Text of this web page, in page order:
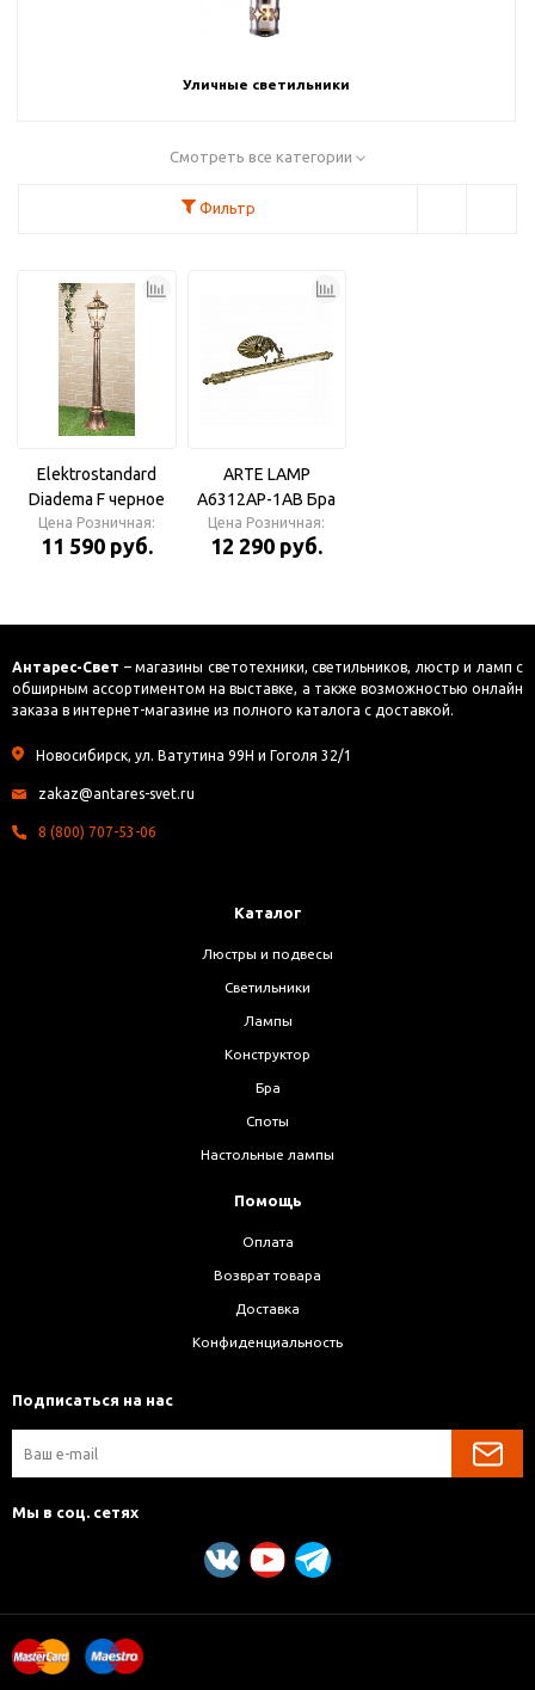
Уличные светильники
Смотреть все категории
Фильтр
Elektrostandard
Diadema F черное
золото Светильник
уличный
Цена Розничная:
11 590 руб.
ARTE LAMP
A6312AP-1AB Бра
Цена Розничная:
12 290 руб.
Антарес-Свет – магазины светотехники, светильников, люстр и ламп с
обширным ассортиментом на выставке, а также возможностью онлайн
заказа в интернет-магазине из полного каталога с доставкой.
Новосибирск, ул. Ватутина 99Н и Гоголя 32/1
zakaz@antares-svet.ru
8 (800) 707-53-06
Каталог
Люстры и подвесы
Светильники
Лампы
Конструктор
Бра
Споты
Настольные лампы
Помощь
Оплата
Возврат товара
Доставка
Конфиденциальность
Подписаться на нас
Мы в соц. сетях